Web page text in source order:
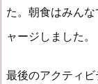
た。朝食はみん
ャージしました。
最後のアクティビ